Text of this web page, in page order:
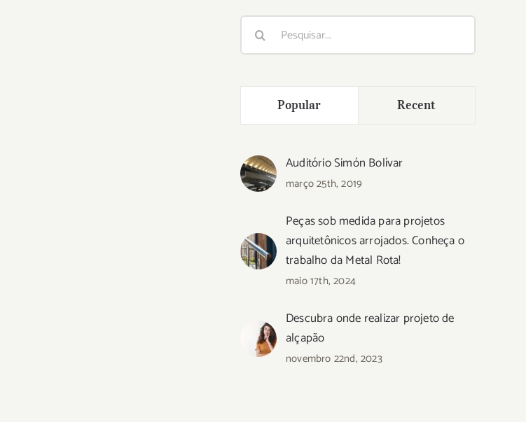
Buscar
resultados
Popular Recent
Auditório Simón Bolívar
março 25th, 2019
Peças sob medida para projetos
arquitetônicos arrojados. Conheça o
trabalho da Metal Rota!
maio 17th, 2024
Descubra onde realizar projeto de
alçapão
novembro 22nd, 2023